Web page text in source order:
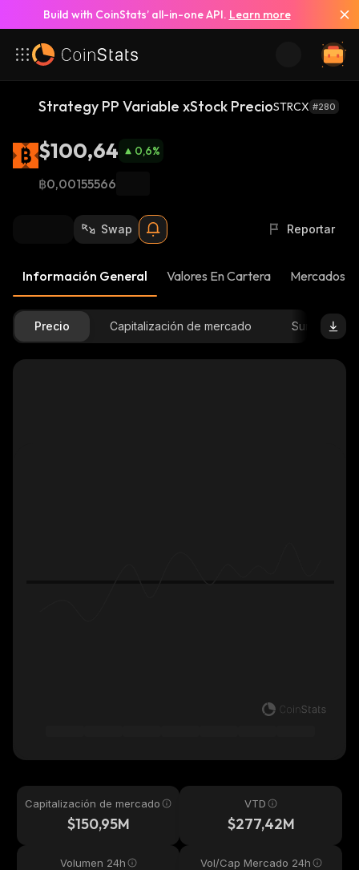
Build with CoinStats’ all-in-one API. Learn more
Strategy PP Variable xStock PrecioSTRCX #280
$100,64 0,6%
฿0,00155566
Swap Reportar
Información General Valores En Cartera Mercados
Precio Capitalización de mercado Suministro
Capitalización de mercado
$150,95M
VTD
$277,42M
Volumen 24h Vol/Cap Mercado 24h